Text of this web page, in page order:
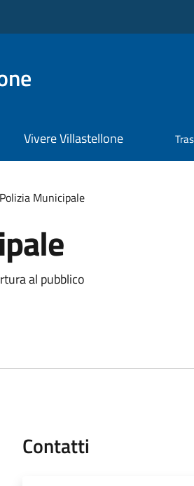
Vivere Villastellone
Polizia Municipale
al pubblico
Contatti